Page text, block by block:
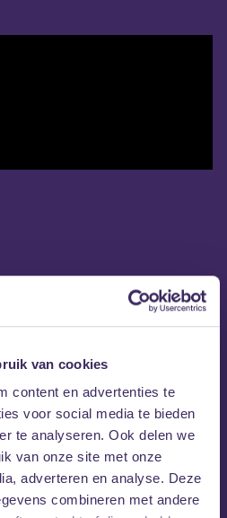
van cookies
content en advertenties te
voor social media te bieden
te analyseren. Ook delen we
van onze site met onze
adverteren en analyse. Deze
combineren met andere